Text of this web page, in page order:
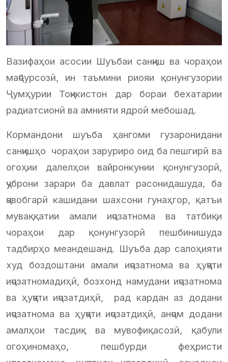
Вазифаҳои асосии Шуъбаи санҷиш ва чораҳои
маҷбурсозӣ, ин таъмини риояи қонунгузории
Ҷумҳурии Тоҷикистон дар бораи бехатарии
радиатсионӣ ва амнияти ядроӣ мебошад.
Кормандони шуъба ҳангоми гузаронидани
санҷишҳо чораҳои заруриро оид ба пешгирӣ ва
огоҳии далелҳои вайронкунии қонунгузорӣ,
ҷуброни зарари ба давлат расонидашуда, ба
ҷавобгарӣ кашидани шахсони гунаҳгор, қатъи
муваққатии амали иҷозатнома ва татбиқи
чораҳои дар қонунгузорӣ пешбинишуда
тадбирҳо меандешанд. Шуъба дар салоҳияти
худ боздоштани амали иҷозатнома ва ҳуҷҷати
иҷозатномадиҳӣ, бозхонд намудани иҷозатнома
ва ҳуҷҷати иҷозатдиҳӣ, рад кардан аз додани
иҷозатнома ва ҳуҷҷати иҷозатдиҳӣ, анҷом додани
амалҳои тасдиқ ва мувофиқасозӣ, қабули
огоҳиномаҳо, пешбурди феҳристи